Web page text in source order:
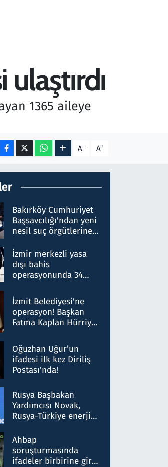
1365 aileye
A- A+
Bakırköy Cumhuriyet
Başsavcılığı'ndan yeni
nesil suç örgütlerine
hakkında gözaltı kararı
İzmir merkezli yasa
dışı bahis
operasyonunda 34
Milyar liralık para
trafiği tespit edildi
İzmit Belediyesi'ne
operasyon! Başkan
Fatma Kaplan Hürriyet
Oğuzhan Uğur’un
ifadesi ilk kez Diriliş
Postası'nda!
Rusya Başbakan
Yardımcısı Novak,
Rusya-Türkiye enerji
nitelikte olduğunu
belirtti
Ahbap
soruşturmasında
ifadeler birbirine girdi: